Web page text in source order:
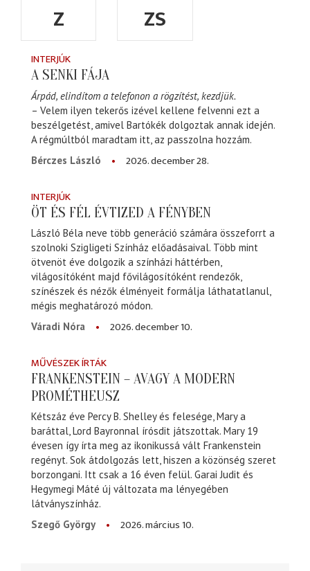
Z
ZS
INTERJÚK
A SENKI FÁJA
Árpád, elindítom a telefonon a rögzítést, kezdjük.
– Velem ilyen tekerős izével kellene felvenni ezt a
beszélgetést, amivel Bartókék dolgoztak annak idején.
A régmúltból maradtam itt, az passzolna hozzám.
Bérczes László
2026. december 28.
INTERJÚK
ÖT ÉS FÉL ÉVTIZED A FÉNYBEN
László Béla neve több generáció számára összeforrt a
szolnoki Szigligeti Színház előadásaival. Több mint
ötvenöt éve dolgozik a színházi háttérben,
világosítóként majd fővilágosítóként rendezők,
színészek és nézők élményeit formálja láthatatlanul,
mégis meghatározó módon.
Váradi Nóra
2026. december 10.
MŰVÉSZEK ÍRTÁK
FRANKENSTEIN – AVAGY A MODERN
PROMÉTHEUSZ
Kétszáz éve Percy B. Shelley és felesége, Mary a
baráttal, Lord Bayronnal írósdit játszottak. Mary 19
évesen így írta meg az ikonikussá vált Frankenstein
regényt. Sok átdolgozás lett, hiszen a közönség szeret
borzongani. Itt csak a 16 éven felül. Garai Judit és
Hegymegi Máté új változata ma lényegében
látványszínház.
Szegő György
2026. március 10.